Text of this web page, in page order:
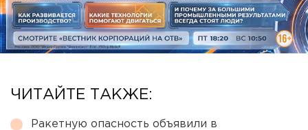
ЧИТАЙТЕ ТАКЖЕ:
Ракетную опасность объявили в